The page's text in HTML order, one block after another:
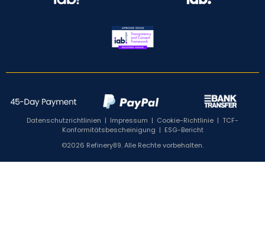
Datenschutzrichtlinien | Impressum | Cookie-Richtlinie | TCF-
Konformitätsbescheinigung | ESG-Bericht
©2026 Refinery89. Alle Rechte vorbehalten.